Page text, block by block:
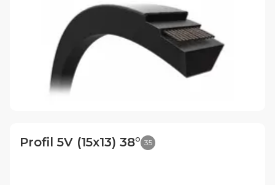
Profil 5V (15x13) 38° 35